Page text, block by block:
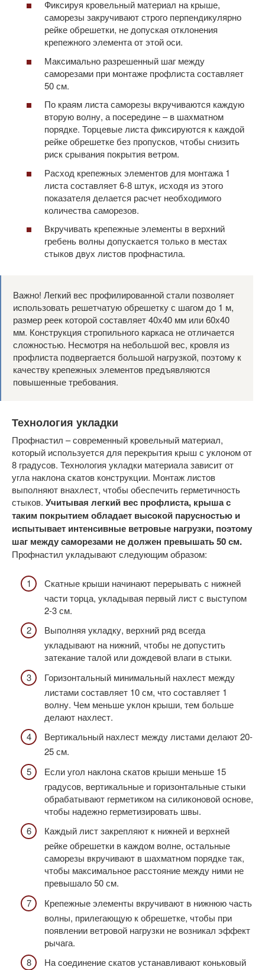
Фиксируя кровельный материал на крыше,
саморезы закручивают строго перпендикулярно
рейке обрешетки, не допуская отклонения
крепежного элемента от этой оси.
Максимально разрешенный шаг между
саморезами при монтаже профлиста составляет
50 см.
По краям листа саморезы вкручиваются каждую
вторую волну, а посередине – в шахматном
порядке. Торцевые листа фиксируются к каждой
рейке обрешетке без пропусков, чтобы снизить
риск срывания покрытия ветром.
Расход крепежных элементов для монтажа 1
листа составляет 6-8 штук, исходя из этого
показателя делается расчет необходимого
количества саморезов.
Вкручивать крепежные элементы в верхний
гребень волны допускается только в местах
стыков двух листов профнастила.
Важно! Легкий вес профилированной стали позволяет
использовать решетчатую обрешетку с шагом до 1 м,
размер реек которой составляет 40х40 мм или 60х40
мм. Конструкция стропильного каркаса не отличается
сложностью. Несмотря на небольшой вес, кровля из
профлиста подвергается большой нагрузкой, поэтому к
качеству крепежных элементов предъявляются
повышенные требования.
Технология укладки
Профнастил – современный кровельный материал,
который используется для перекрытия крыш с уклоном от
8 градусов. Технология укладки материала зависит от
угла наклона скатов конструкции. Монтаж листов
выполняют внахлест, чтобы обеспечить герметичность
стыков. Учитывая легкий вес профлиста, крыша с
таким покрытием обладает высокой парусностью и
испытывает интенсивные ветровые нагрузки, поэтому
шаг между саморезами не должен превышать 50 см.
Профнастил укладывают следующим образом:
Скатные крыши начинают перерывать с нижней
части торца, укладывая первый лист с выступом
2-3 см.
Выполняя укладку, верхний ряд всегда
укладывают на нижний, чтобы не допустить
затекание талой или дождевой влаги в стыки.
Горизонтальный минимальный нахлест между
листами составляет 10 см, что составляет 1
волну. Чем меньше уклон крыши, тем больше
делают нахлест.
Вертикальный нахлест между листами делают 20-
25 см.
Если угол наклона скатов крыши меньше 15
градусов, вертикальные и горизонтальные стыки
обрабатывают герметиком на силиконовой основе,
чтобы надежно герметизировать швы.
Каждый лист закрепляют к нижней и верхней
рейке обрешетки в каждом волне, остальные
саморезы вкручивают в шахматном порядке так,
чтобы максимальное расстояние между ними не
превышало 50 см.
Крепежные элементы вкручивают в нижнюю часть
волны, прилегающую к обрешетке, чтобы при
появлении ветровой нагрузки не возникал эффект
рычага.
На соединение скатов устанавливают коньковый